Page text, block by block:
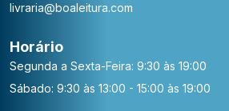
livraria@boaleitura.com
Horário
Segunda a Sexta-Feira: 9:30 às 19:00
Sábado: 9:30 às 13:00 - 15:00 às 19:00